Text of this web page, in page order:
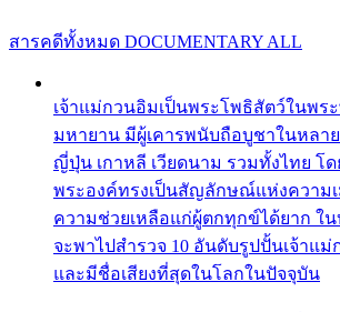
สารคดีทั้งหมด DOCUMENTARY ALL
เจ้าแม่กวนอิมเป็นพระโพธิสัตว์ในพร
มหายาน มีผู้เคารพนับถือบูชาในหลา
ญี่ปุ่น เกาหลี เวียดนาม รวมทั้งไทย โ
พระองค์ทรงเป็นสัญลักษณ์แห่งความ
ความช่วยเหลือแก่ผู้ตกทุกข์ได้ยาก ใน
จะพาไปสำรวจ 10 อันดับรูปปั้นเจ้าแ
และมีชื่อเสียงที่สุดในโลกในปัจจุบัน